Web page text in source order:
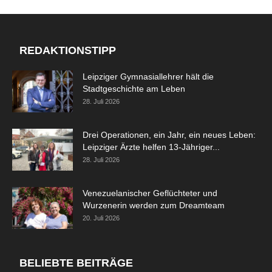
REDAKTIONSTIPP
Leipziger Gymnasiallehrer hält die
Stadtgeschichte am Leben
28. Juli 2026
Drei Operationen, ein Jahr, ein neues Leben:
Leipziger Ärzte helfen 13-Jähriger...
28. Juli 2026
Venezuelanischer Geflüchteter und
Wurzenerin werden zum Dreamteam
20. Juli 2026
BELIEBTE BEITRÄGE